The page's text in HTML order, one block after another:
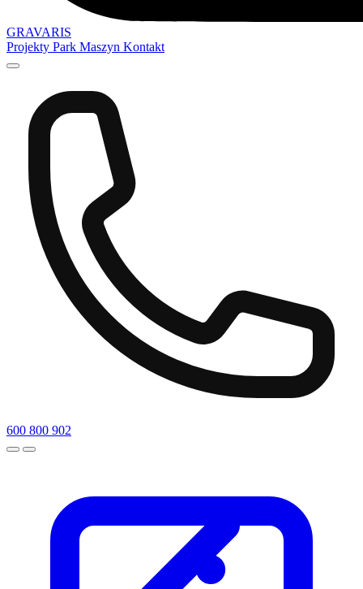
GRAVARIS
Projekty Park Maszyn Kontakt
600 800 902